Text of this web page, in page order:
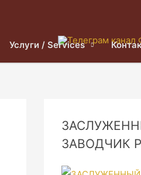
Услуги / Services
ЗАВОДЧИК